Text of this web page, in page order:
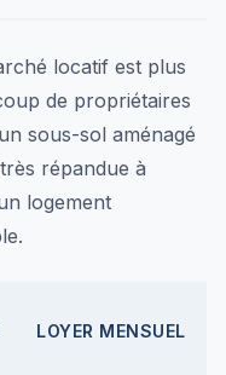
locatif est plus
de propriétaires
sous-sol aménagé
répandue à
logement
LOYER MENSUEL